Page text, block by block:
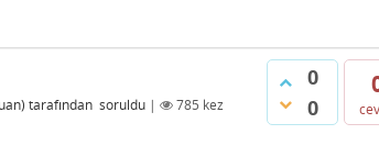
0
0
tarafından soruldu | 785 kez